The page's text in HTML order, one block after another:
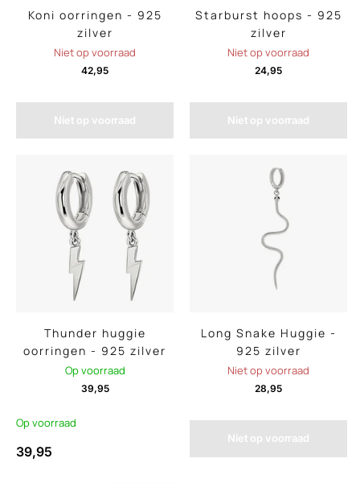
Koni oorringen - 925
zilver
Niet op voorraad
42,95
Niet op voorraad
Starburst hoops - 925
zilver
Niet op voorraad
24,95
Niet op voorraad
Thunder huggie
oorringen - 925 zilver
Op voorraad
39,95
Op voorraad
39,95
Long Snake Huggie -
925 zilver
Niet op voorraad
28,95
Niet op voorraad